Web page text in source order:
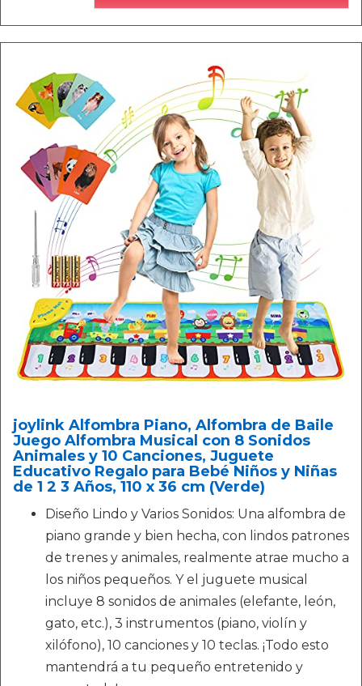
joylink Alfombra Piano, Alfombra de Baile
Juego Alfombra Musical con 8 Sonidos
Animales y 10 Canciones, Juguete
Educativo Regalo para Bebé Niños y Niñas
de 1 2 3 Años, 110 x 36 cm (Verde)
Diseño Lindo y Varios Sonidos: Una alfombra de
piano grande y bien hecha, con lindos patrones
de trenes y animales, realmente atrae mucho a
los niños pequeños. Y el juguete musical
incluye 8 sonidos de animales (elefante, león,
gato, etc.), 3 instrumentos (piano, violín y
xilófono), 10 canciones y 10 teclas. ¡Todo esto
mantendrá a tu pequeño entretenido y